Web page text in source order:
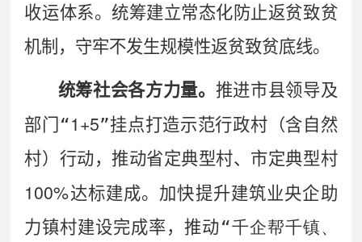
收运体系。统筹建立常态化防止返贫致贫
机制，守牢不发生规模性返贫致贫底线。
统筹社会各方力量。 推进市县领导及
部门 “1+5”挂点打造示范行政村（含自然
村）行动，推动省定典型村、市定典型村
100%达标建成。加快提升建筑业央企助
力镇村建设完成率，推动“千企帮千镇、